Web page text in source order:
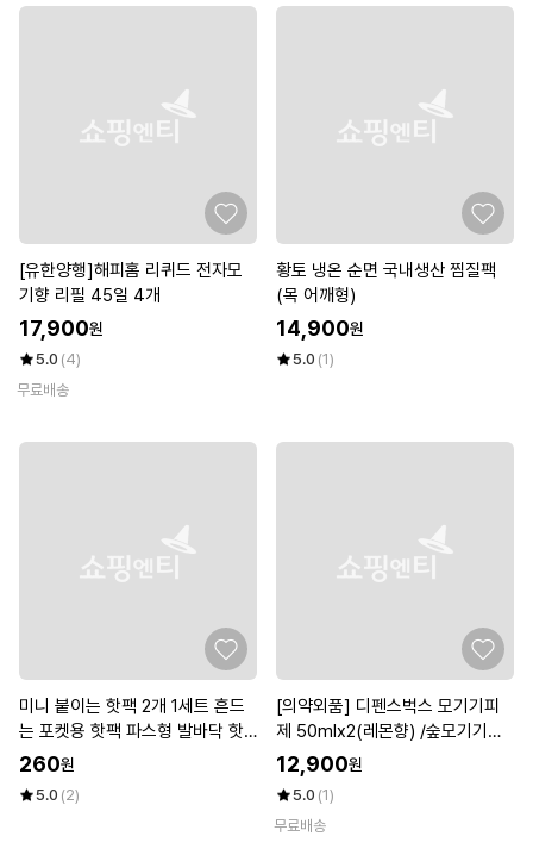
[유한양행]해피홈 리퀴드 전자모
기향 리필 45일 4개
17,900원
5.0 (4)
무료배송
황토 냉온 순면 국내생산 찜질팩
(목 어깨형)
14,900원
5.0 (1)
미니 붙이는 핫팩 2개 1세트 흔드
는 포켓용 핫팩 파스형 발바닥 핫
팩
260원
5.0 (2)
[의약외품] 디펜스벅스 모기기피
제 50mlx2(레몬향) /숲모기기피/
진드기기피
12,900원
5.0 (1)
무료배송